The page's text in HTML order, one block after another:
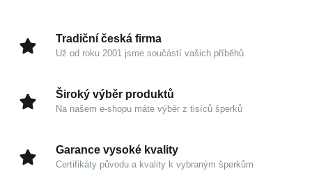
Žluté zlato 585/1000:Tradiční a prestižní drahý
kov s hřejivým odstínem si uchovává svou hodnotu
mimořádnou odolnost.
Zrcadlový lesk:Pečlivá povrchová úprava
prémiový dojem a ženskou jemnost celého šperku.
Nadčasový styl:Specifická struktura řetízku
Tradiční česká firma
Už od roku 2001 jsme součástí vašich příběhů
Široký výběr produktů
Na našem e-shopu máte výběr z tisíců šperků
Garance vysoké kvality
Certifikáty původu a kvality k vybraným šperkům